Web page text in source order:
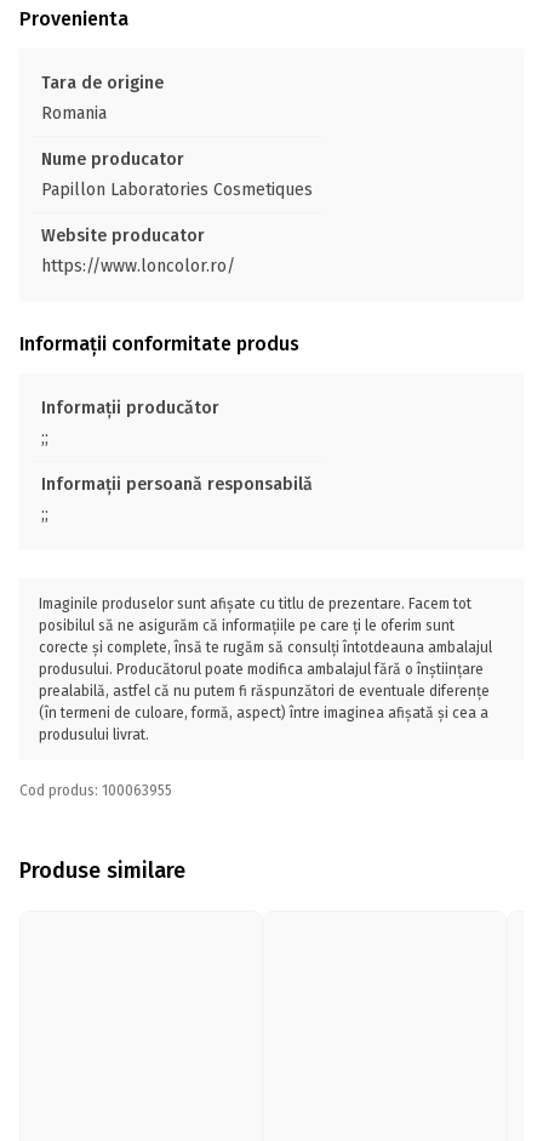
Provenienta
Tara de origine
Romania
Nume producator
Papillon Laboratories Cosmetiques
Website producator
https://www.loncolor.ro/
Informații conformitate produs
Informații producător
;;
Informații persoană responsabilă
;;
Imaginile produselor sunt afișate cu titlu de prezentare. Facem tot
posibilul să ne asigurăm că informațiile pe care ți le oferim sunt
corecte și complete, însă te rugăm să consulți întotdeauna ambalajul
produsului. Producătorul poate modifica ambalajul fără o înștiințare
prealabilă, astfel că nu putem fi răspunzători de eventuale diferențe
(în termeni de culoare, formă, aspect) între imaginea afișată și cea a
produsului livrat.
Cod produs: 100063955
Produse similare